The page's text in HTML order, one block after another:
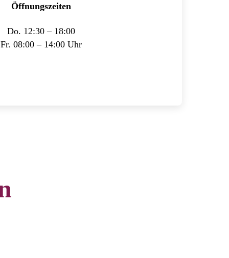
Öffnungszeiten
Do. 12:30 – 18:00
Fr. 08:00 – 14:00 Uhr